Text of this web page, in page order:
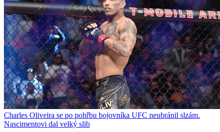
Charles Oliveira se po pohřbu bojovníka UFC neubránil slzám.
Nascimentovi dal velký slib